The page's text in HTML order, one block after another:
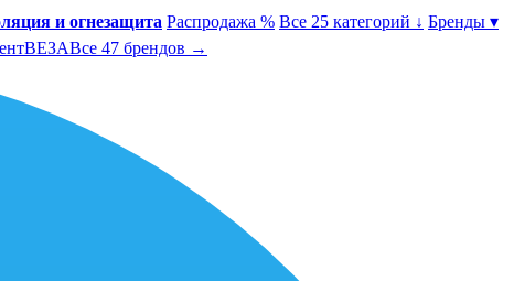
и огнезащита Распродажа % Все 25 категорий ↓ Бренды ▾
ВЕЗАВсе 47 брендов →